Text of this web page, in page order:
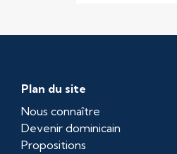
Plan du site
Nous connaître
Devenir dominicain
Propositions